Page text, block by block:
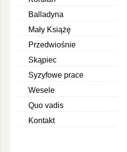
Balladyna
Mały Książę
Przedwiośnie
Skąpiec
Syzyfowe prace
Wesele
Quo vadis
Kontakt